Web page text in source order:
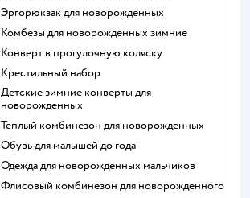
Эргорюкзак для новорожденных
Комбезы для новорожденных зимние
Конверт в прогулочную коляску
Крестильный набор
Детские зимние конверты для
новорожденных
Теплый комбинезон для новорожденных
Обувь для малышей до года
Одежда для новорожденных мальчиков
Флисовый комбинезон для новорожденного